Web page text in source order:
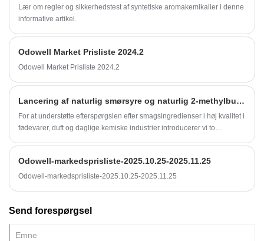
Lær om regler og sikkerhedstest af syntetiske aromakemikalier i denne
informative artikel.
Odowell Market Prisliste 2024.2
Odowell Market Prisliste 2024.2
Lancering af naturlig smørsyre og naturlig 2-methylbutylacetat
For at understøtte efterspørgslen efter smagsingredienser i høj kvalitet i
fødevarer, duft og daglige kemiske industrier introducerer vi to
Odowell-markedsprisliste-2025.10.25-2025.11.25
Odowell-markedsprisliste-2025.10.25-2025.11.25
Send forespørgsel